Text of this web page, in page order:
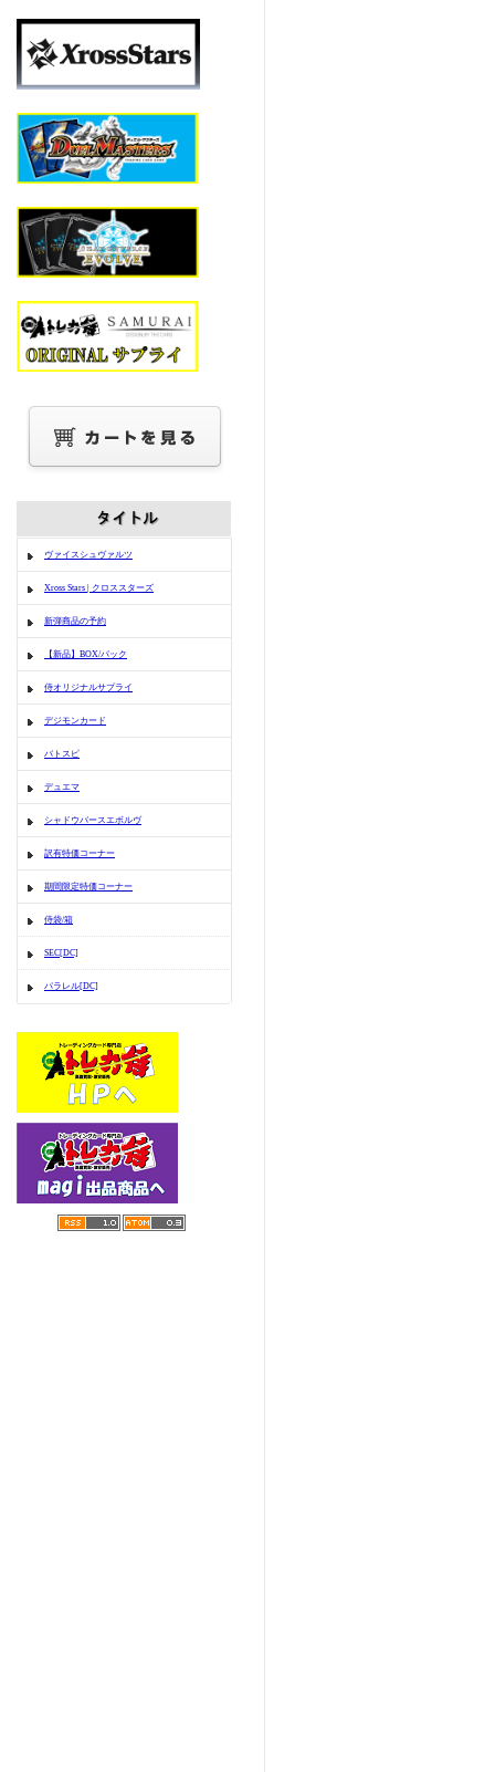
ヴァイスシュヴァルツ
Xross Stars | クロススターズ
新弾商品の予約
【新品】BOX/パック
侍オリジナルサプライ
デジモンカード
バトスピ
デュエマ
シャドウバースエボルヴ
訳有特価コーナー
期間限定特価コーナー
侍袋/箱
SEC[DC]
パラレル[DC]